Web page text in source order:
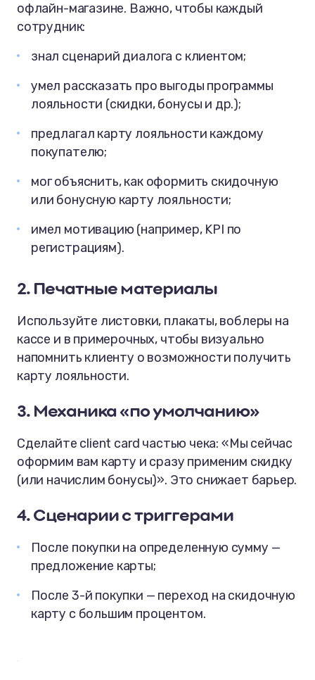
офлайн-магазине. Важно, чтобы каждый
сотрудник:
знал сценарий диалога с клиентом;
умел рассказать про выгоды программы
лояльности (скидки, бонусы и др.);
предлагал карту лояльности каждому
покупателю;
мог объяснить, как оформить скидочную
или бонусную карту лояльности;
имел мотивацию (например, KPI по
регистрациям).
2. Печатные материалы
Используйте листовки, плакаты, воблеры на
кассе и в примерочных, чтобы визуально
напомнить клиенту о возможности получить
карту лояльности.
3. Механика «по умолчанию»
Сделайте client card частью чека: «Мы сейчас
оформим вам карту и сразу применим скидку
(или начислим бонусы)». Это снижает барьер.
4. Сценарии с триггерами
После покупки на определенную сумму —
предложение карты;
После 3-й покупки — переход на скидочную
карту с большим процентом.